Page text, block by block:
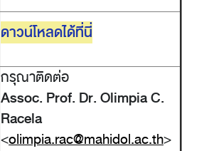
ดาวน์โหลดได้ที่นี่
กรุณาติดต่อ
Assoc. Prof. Dr. Olimpia C.
Racela
<olimpia.rac@mahidol.ac.th>